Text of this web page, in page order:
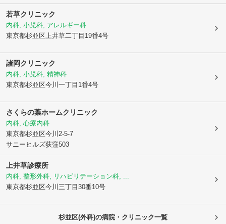
若草クリニック
内科, 小児科, アレルギー科
東京都杉並区 上井草二丁目19番4号
諸岡クリニック
内科, 小児科, 精神科
東京都杉並区今川一丁目1番4号
さくらの葉ホームクリニック
内科, 心療内科
東京都杉並区今川2-5-7
サニーヒルズ荻窪503
上井草診療所
内科, 整形外科, リハビリテーション科, ...
東京都杉並区今川三丁目30番10号
杉並区(外科)の病院・クリニック一覧